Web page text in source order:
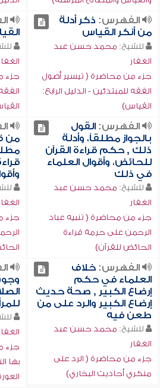
الفهرس: ذكر أدلة
من أنكر القياس
للشيخ: محمد حسن عبد
الغفار
جزء من محاضرة ( تيسير أصول
الفقه للمبتدئين - الدليل الرابع:
القياس)
جزء
الفهرس:القول
بالجواز مطلقاً، وأدلة
ذلك , حكم قراءة القرآن
للحائض، وأقوال العلماء
في ذلك
للشيخ: محمد حسن عبد
الغفار
جزء من محاضرة ( تنبيه عباد
الرحمن على حرمة قراءة
الحائض للقرآن)
من
جزء
الفهرس:خلاف
العلماء في حكم
إرضاع الكبير , صحة حديث
إرضاع الكبير والرد على من
طعن فيه
للشيخ: محمد حسن عبد
الغفار
جزء من محاضرة ( الرد على
منكري أحاديث البخاري)
جزء
بها